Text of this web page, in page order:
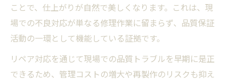
ことで、仕上がりが自然で美しくなります。これは、現
場での不良対応が単なる修理作業に留まらず、品質保証
活動の一環として機能している証拠です。
リペア対応を通じて現場での品質トラブルを早期に是正
できるため、管理コストの増大や再製作のリスクも抑え